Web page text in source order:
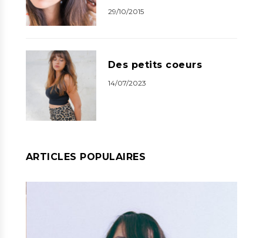
29/10/2015
Des petits coeurs
14/07/2023
ARTICLES POPULAIRES